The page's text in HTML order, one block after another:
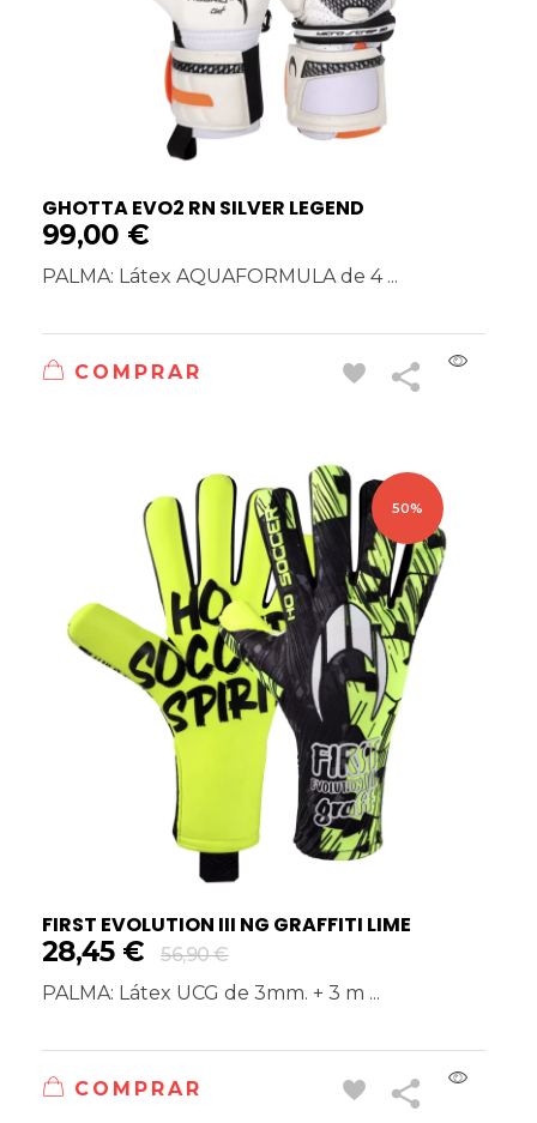
GHOTTA EVO2 RN SILVER LEGEND
99,00 €
PALMA: Látex AQUAFORMULA de 4 ...
COMPRAR
50%
FIRST EVOLUTION III NG GRAFFITI LIME
28,45 € 56,90€
PALMA: Látex UCG de 3mm. + 3 m ...
COMPRAR